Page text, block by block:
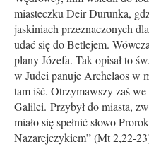
miasteczku Deir Durunka,
jaskiniach przeznaczonych
udać się do Betlejem.
plany Józefa. Tak opisał to
w Judei panuje Archelaos w
tam iść. Otrzymawszy zaś
Galilei. Przybył do miasta,
miało się spełnić słowo
Nazarejczykiem” (Mt 2,22-